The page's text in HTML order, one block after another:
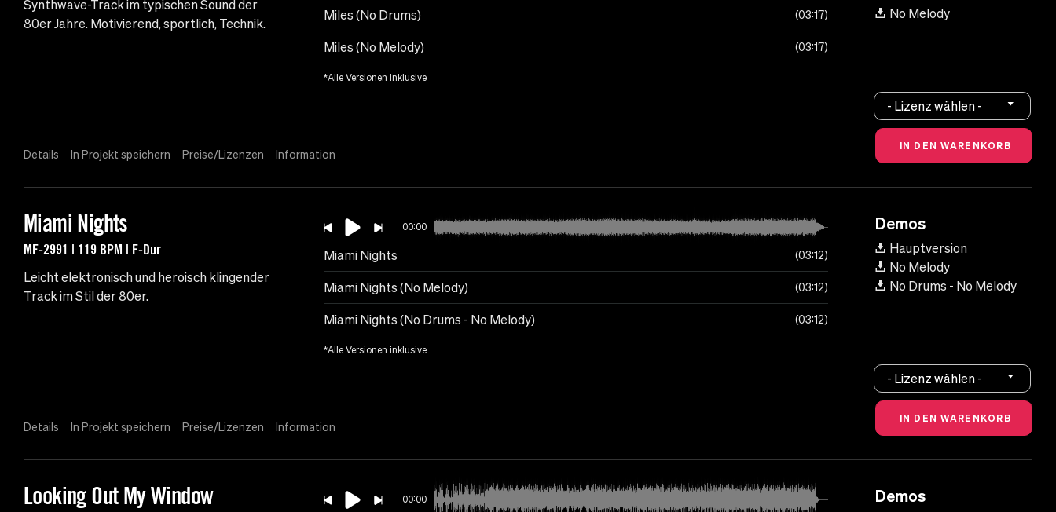
Synthwave-Track im typischen Sound der
80er Jahre. Motivierend, sportlich, Technik.
Miles (No Drums) 03:17
Miles (No Melody) 03:17
*Alle Versionen inklusive
No Melody
Details In Projekt speichern Preise/Lizenzen Information
- Lizenz wählen -
Miami Nights
MF-2991 | 119 BPM | F-Dur
Leicht elektronisch und heroisch klingender
Track im Stil der 80er.
00:00
Miami Nights 03:12
Miami Nights (No Melody) 03:12
Miami Nights (No Drums - No Melody) 03:12
*Alle Versionen inklusive
Demos
Hauptversion
No Melody
No Drums - No Melody
Details In Projekt speichern Preise/Lizenzen Information
- Lizenz wählen -
Looking Out My Window 00:00 Demos